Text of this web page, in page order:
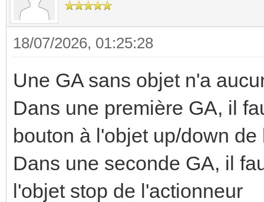
18/07/2026, 01:25:28
Une GA sans objet n'a
Dans une première GA, il
bouton à l'objet up/down de
Dans une seconde GA, il
l'objet stop de l'actionneur